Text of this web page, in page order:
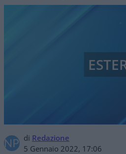
di Redazione
5 Gennaio 2022, 17:06